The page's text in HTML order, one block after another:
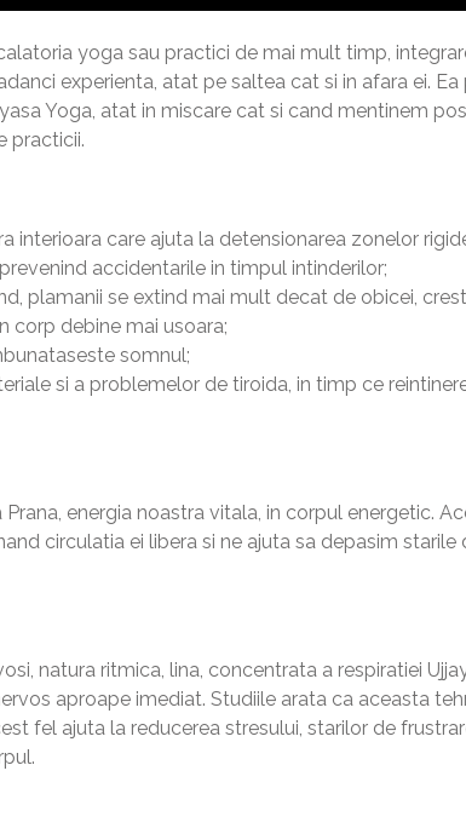
yoga sau practici de mai mult timp,
experienta, atat pe saltea cat si in afara ei.
Yoga, atat in miscare cat si cand mentinem
practicii.
interioara care ajuta la detensionarea zonelor
accidentarile in timpul intinderilor;
plamanii se extind mai mult decat de obicei,
corp debine mai usoara;
somnul;
si a problemelor de tiroida, in timp ce
energia noastra vitala, in corpul energetic.
circulatia ei libera si ne ajuta sa depasim starile
natura ritmica, lina, concentrata a respiratiei
aproape imediat. Studiile arata ca aceasta
fel ajuta la reducerea stresului, starilor de